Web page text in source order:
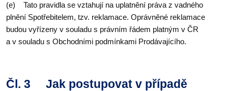
(e) Tato pravidla se vztahují na uplatnění práva z vadného
plnění Spotřebitelem, tzv. reklamace. Oprávněné reklamace
budou vyřízeny v souladu s právním řádem platným v ČR
a v souladu s Obchodními podmínkami Prodávajícího.
Čl. 3 Jak postupovat v případě